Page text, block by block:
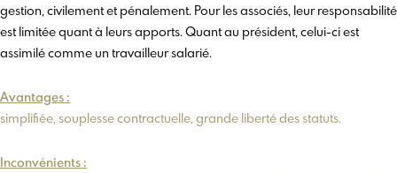
gestion, civilement et pénalement. Pour les associés, leur responsabilité
est limitée quant à leurs apports. Quant au président, celui-ci est
assimilé comme un travailleur salarié.
Avantages :
simplifiée, souplesse contractuelle, grande liberté des statuts.
Inconvénients :